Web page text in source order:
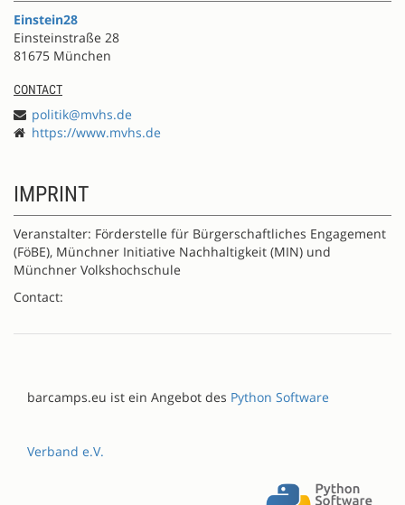
Einstein28
Einsteinstraße 28
81675 München
CONTACT
politik@mvhs.de
https://www.mvhs.de
IMPRINT
Veranstalter: Förderstelle für Bürgerschaftliches Engagement
(FöBE), Münchner Initiative Nachhaltigkeit (MIN) und
Münchner Volkshochschule
Contact:
barcamps.eu ist ein Angebot des Python Software
Verband e.V.